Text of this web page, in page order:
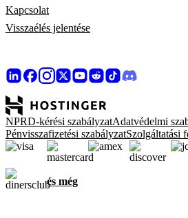
Kapcsolat
Visszaélés jelentése
NPRD-kérési szabályzatAdatvédelmi
Pénvisszafizetési szabályzatSzolgáltatási
és még